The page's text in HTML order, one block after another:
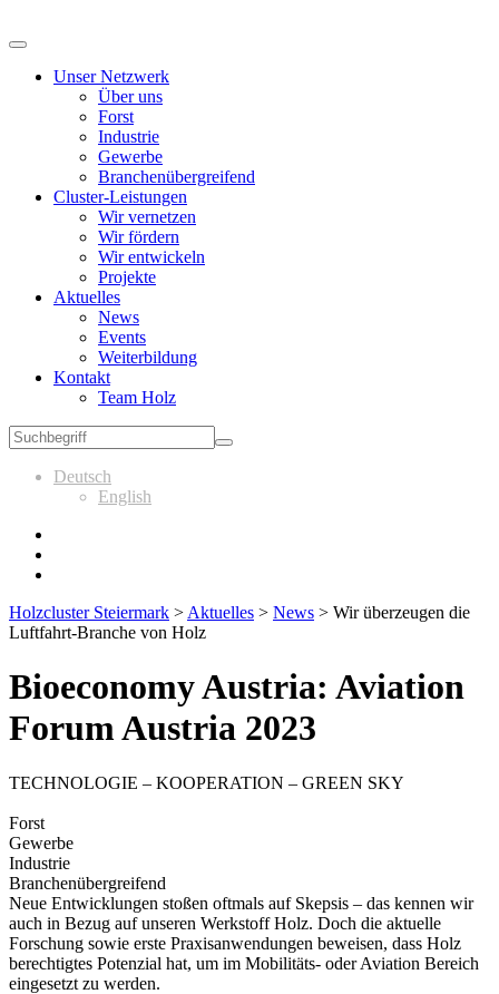
Unser Netzwerk
Über uns
Forst
Industrie
Gewerbe
Branchenübergreifend
Cluster-Leistungen
Wir vernetzen
Wir fördern
Wir entwickeln
Projekte
Aktuelles
News
Events
Weiterbildung
Kontakt
Team Holz
Deutsch
English
Holzcluster Steiermark > Aktuelles > News > Wir überzeugen die
Luftfahrt-Branche von Holz
Bioeconomy Austria: Aviation
Forum Austria 2023
TECHNOLOGIE – KOOPERATION – GREEN SKY
Forst
Gewerbe
Industrie
Branchenübergreifend
Neue Entwicklungen stoßen oftmals auf Skepsis – das kennen wir
auch in Bezug auf unseren Werkstoff Holz. Doch die aktuelle
Forschung sowie erste Praxisanwendungen beweisen, dass Holz
berechtigtes Potenzial hat, um im Mobilitäts- oder Aviation Bereich
eingesetzt zu werden.